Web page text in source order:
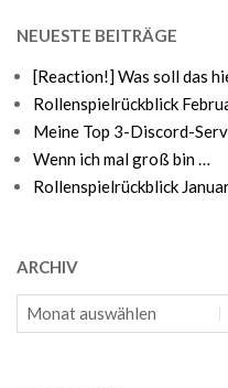
NEUESTE BEITRÄGE
[Reaction!] Was soll das
Rollenspielrückblick
Meine Top 3-Discord-
Wenn ich mal groß bin …
Rollenspielrückblick
ARCHIV
Archiv